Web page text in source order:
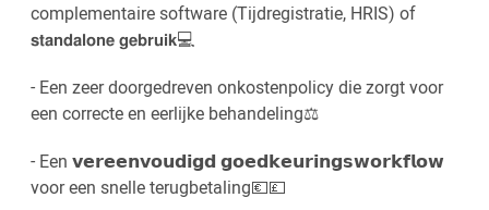
complementaire software (Tijdregistratie, HRIS) of
𝘀𝘁𝗮𝗻𝗱𝗮𝗹𝗼𝗻𝗲 𝗴𝗲𝗯𝗿𝘂𝗶𝗸💻
- Een zeer doorgedreven onkostenpolicy die zorgt voor
een correcte en eerlijke behandeling⚖️
- Een 𝘃𝗲𝗿𝗲𝗲𝗻𝘃𝗼𝘂𝗱𝗶𝗴𝗱 𝗴𝗼𝗲𝗱𝗸𝗲𝘂𝗿𝗶𝗻𝗴𝘀𝘄𝗼𝗿𝗸𝗳𝗹𝗼𝘄
voor een snelle terugbetaling💶💷